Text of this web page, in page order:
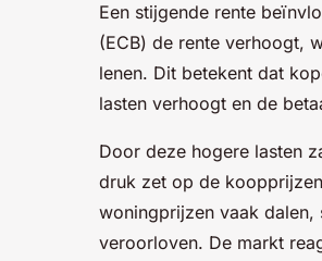
Een stijgende rente
(ECB) de rente verhoogt,
lenen. Dit betekent dat
lasten verhoogt en de
Door deze hogere lasten
druk zet op de
woningprijzen vaak dalen,
veroorloven. De markt